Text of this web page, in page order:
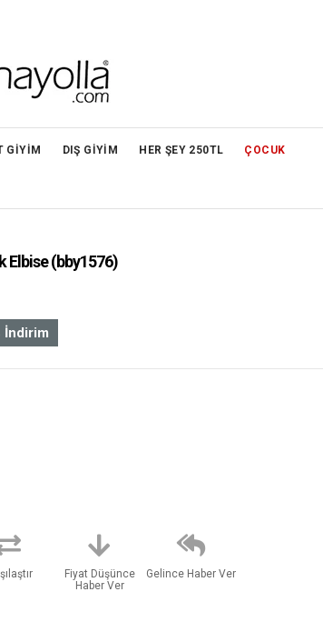
GİYİM DIŞ GİYİM HER ŞEY 250TL ÇOCUK
Elbise(bby1576)
İndirim
Fiyat Düşünce
Haber Ver
Gelince Haber Ver